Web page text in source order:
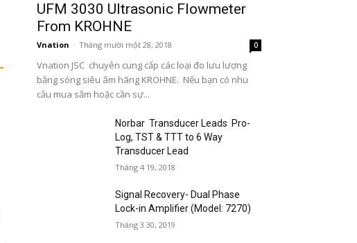
UFM 3030 Ultrasonic Flowmeter
From KROHNE
Vnation - Tháng mười một 28, 2018 0
Vnation JSC chuyên cung cấp các loại đo lưu lượng
bằng sóng siêu âm hãng KROHNE. Nếu bạn có nhu
cầu mua sắm hoặc cần sự...
Norbar Transducer Leads Pro-
Log, TST & TTT to 6 Way
Transducer Lead
Tháng 4 19, 2018
Signal Recovery- Dual Phase
Lock-in Amplifier (Model: 7270)
Tháng 3 30, 2019